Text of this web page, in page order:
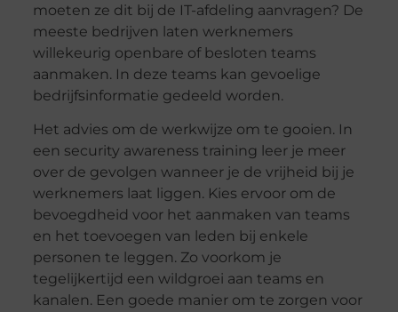
moeten ze dit bij de IT-afdeling aanvragen? De
meeste bedrijven laten werknemers
willekeurig openbare of besloten teams
aanmaken. In deze teams kan gevoelige
bedrijfsinformatie gedeeld worden.
Het advies om de werkwijze om te gooien. In
een security awareness training leer je meer
over de gevolgen wanneer je de vrijheid bij je
werknemers laat liggen. Kies ervoor om de
bevoegdheid voor het aanmaken van teams
en het toevoegen van leden bij enkele
personen te leggen. Zo voorkom je
tegelijkertijd een wildgroei aan teams en
kanalen. Een goede manier om te zorgen voor